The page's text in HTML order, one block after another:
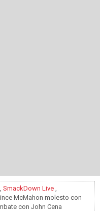
, SmackDown Live ,
McMahon molesto con
con John Cena